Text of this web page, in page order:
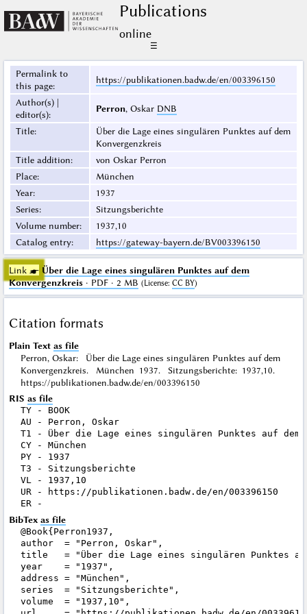
Publications
online
☰
Permalink to
this page:
https://publikationen.badw.de/en/003396150
Author(s) |
editor(s):
Perron, Oskar DNB
Title:
Über die Lage eines singulären Punktes auf dem
Konvergenzkreis
Title addition:
von Oskar Perron
Place:
München
Year:
1937
Series:
Sitzungsberichte
Volume number:
1937,10
Catalog entry: https://gateway-bayern.de/BV003396150
Link ☛ Über die Lage eines singulären Punktes auf dem
Konvergenzkreis· PDF · 2 MB (License: CC BY)
Citation formats
Plain Text as file
Perron, Oskar: Über die Lage eines singulären Punktes auf dem
Konvergenzkreis. München 1937. Sitzungsberichte: 1937,10.
https://publikationen.badw.de/en/003396150
RIS as file
TY - BOOK
AU - Perron, Oskar
T1 - Über die Lage eines singulären Punktes auf dem
CY - München
PY - 1937
T3 - Sitzungsberichte
VL - 1937,10
UR - https://publikationen.badw.de/en/003396150
BibTex as file
@Book{Perron1937,
author  = "Perron, Oskar",
title   = "Über die Lage eines singulären Punktes auf
year    = "1937",
address = "München",
series  = "Sitzungsberichte",
volume  = "1937,10",